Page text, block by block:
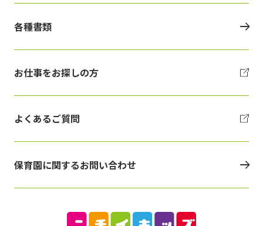
各種書類
お仕事をお探しの方
よくあるご質問
保育園に関するお問い合わせ